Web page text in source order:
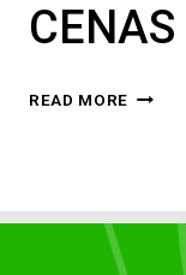
READ MORE CENAS